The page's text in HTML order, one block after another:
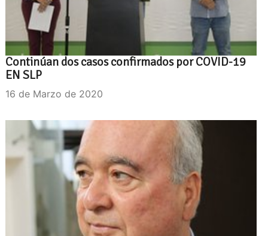
Continúan dos casos confirmados por COVID-19
EN SLP
16 de Marzo de 2020